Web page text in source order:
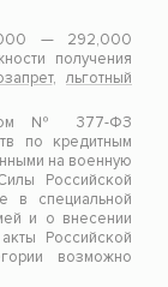
— 292,000
получения
, льготный
№ 377-ФЗ
по кредитным
на военную
Российской
в специальной
и о внесении
Российской
возможно